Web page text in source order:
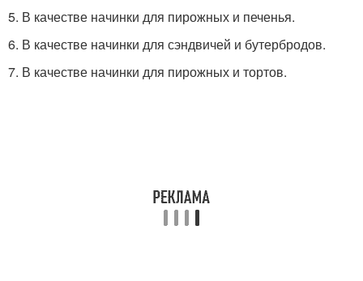
5. В качестве начинки для пирожных и печенья.
6. В качестве начинки для сэндвичей и бутербродов.
7. В качестве начинки для пирожных и тортов.